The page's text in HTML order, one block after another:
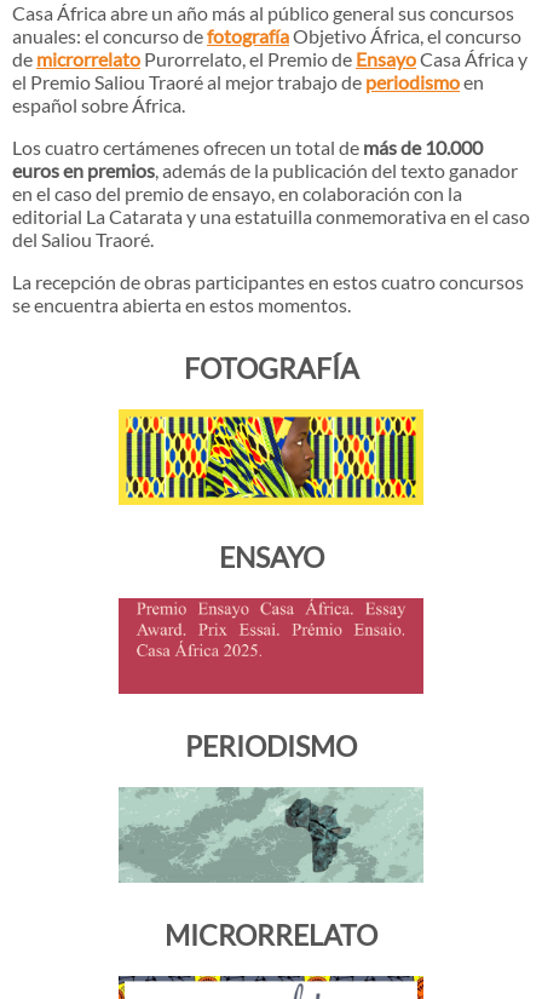
Casa África abre un año más al público general sus concursos
anuales: el concurso defotografíaObjetivo África, el concurso
de microrrelato Purorrelato, el Premio de EnsayoCasa África y
el Premio Saliou Traoré al mejor trabajo de periodismoen
español sobre África.
Los cuatro certámenes ofrecen un total de más de 10.000
euros en premios, además de la publicación del texto ganador
en el caso del premio de ensayo, en colaboración con la
editorial La Catarata y una estatuilla conmemorativa en el caso
del Saliou Traoré.
La recepción de obras participantes en estos cuatro concursos
se encuentra abierta en estos momentos.
FOTOGRAFÍA
ENSAYO
PERIODISMO
MICRORRELATO